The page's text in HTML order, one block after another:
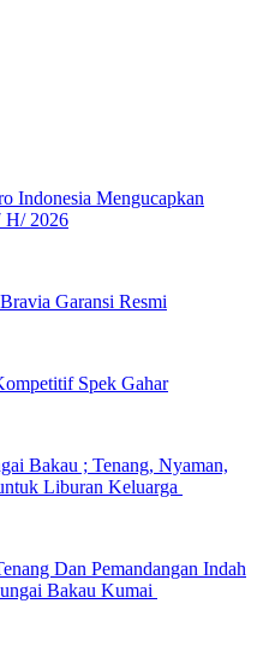
Indonesia Mengucapkan
H/ 2026
Garansi Resmi
Spek Gahar
Bakau ; Tenang, Nyaman,
Liburan Keluarga
Dan Pemandangan Indah
Bakau Kumai